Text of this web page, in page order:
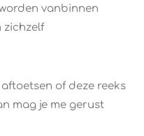
vanbinnen
zichzelf
of deze reeks
mag je me gerust